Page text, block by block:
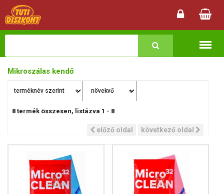
Mikroszálas kendő
8 termék összesen, listázva 1 - 8
előző oldal következő oldal